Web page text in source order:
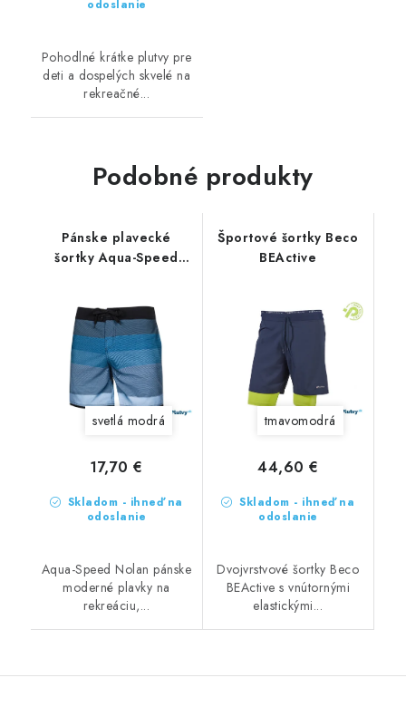
odoslanie
Pohodlné krátke plutvy pre
deti a dospelých skvelé na
rekreačné...
Podobné produkty
Pánske plavecké
šortky Aqua-Speed
svetlá modrá
Skladom - ihneď na
odoslanie
17,70 €
Aqua-Speed Nolan pánske
moderné plavky na
rekreáciu,...
Športové šortky Beco
BEActive
tmavomodrá
Skladom - ihneď na
odoslanie
44,60 €
Dvojvrstvové šortky Beco
BEActive s vnútornými
elastickými...